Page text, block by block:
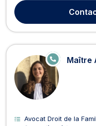
et une stratégie claire,
: défense des auteurs et
Maître
E
N
N
E
Avocat Droit de la